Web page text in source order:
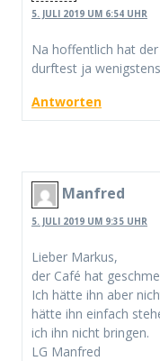
5. JULI 2019 UM 6:54 UHR
Na hoffentlich hat
durftest ja
Antworten
Manfred
5. JULI 2019 UM 9:35 UHR
Lieber Markus,
der Café hat
Ich hätte ihn aber
hätte ihn einfach
ich ihn nicht bringen.
LG Manfred